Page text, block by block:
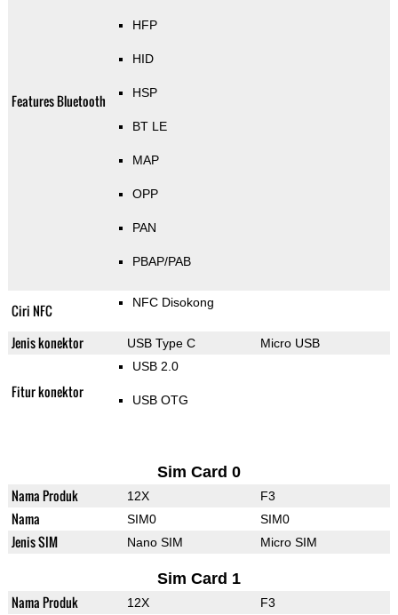
Features Bluetooth
HFP
HID
HSP
BT LE
MAP
OPP
PAN
PBAP/PAB
Ciri NFC NFC Disokong
Jenis konektor USB Type C Micro USB
Fitur konektor
USB 2.0
USB OTG
Sim Card 0
Nama Produk 12X F3
Nama SIM0 SIM0
Jenis SIM Nano SIM Micro SIM
Sim Card 1
Nama Produk 12X F3